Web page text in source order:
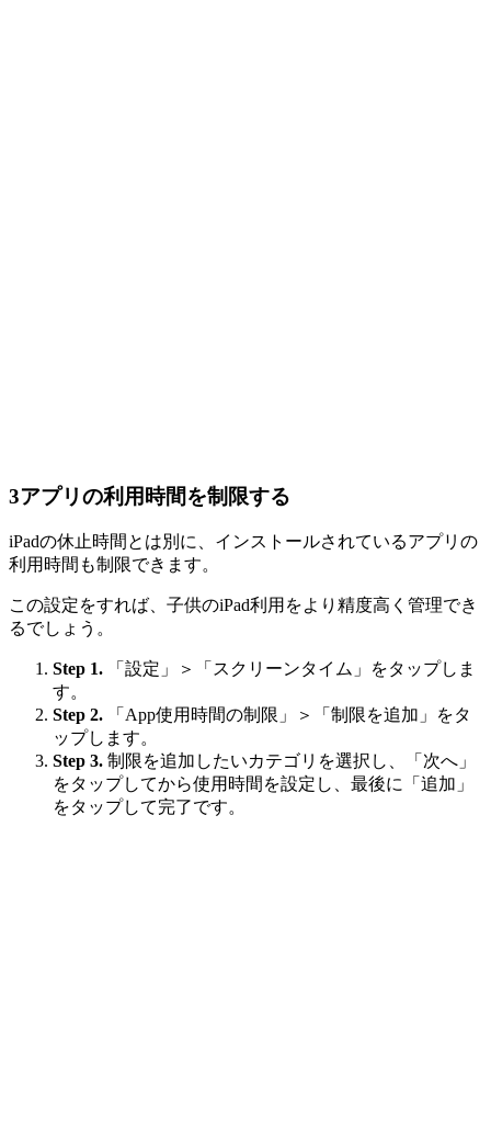
3アプリの利用時間を制限する
iPadの休止時間とは別に、インストールされているアプリの
利用時間も制限できます。
この設定をすれば、子供のiPad利用をより精度高く管理でき
るでしょう。
Step 1.
「設定」＞「スクリーンタイム」をタップしま
す。
Step 2.
「App使用時間の制限」＞「制限を追加」をタ
ップします。
Step 3. 制限を追加したいカテゴリを選択し、「次へ」
をタップしてから使用時間を設定し、最後に「追加」
をタップして完了です。